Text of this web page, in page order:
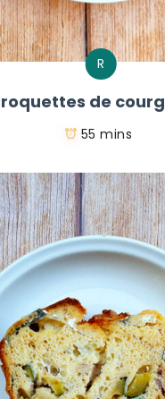
R
de
55 mins